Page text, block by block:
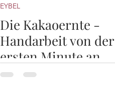
EYBEL
Die Kakaoernte -
Handarbeit von der
ersten Minute an